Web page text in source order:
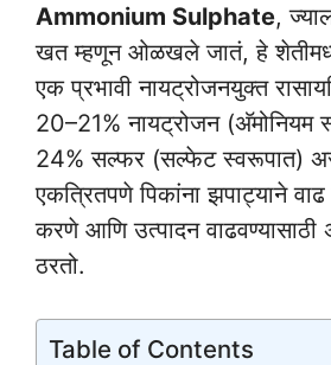
Ammonium Sulphate,
खत म्हणून ओळखले जातं, हे
एक प्रभावी नायट्रोजनयुक्त
20–21% नायट्रोजन (अ‍ॅमोनियम
24% सल्फर (सल्फेट स्वरूपात)
एकत्रितपणे पिकांना झपाट्याने
करणे आणि उत्पादन
ठरतो.
Table of Contents